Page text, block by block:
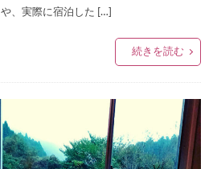
、実際に宿泊した […]
続きを読む